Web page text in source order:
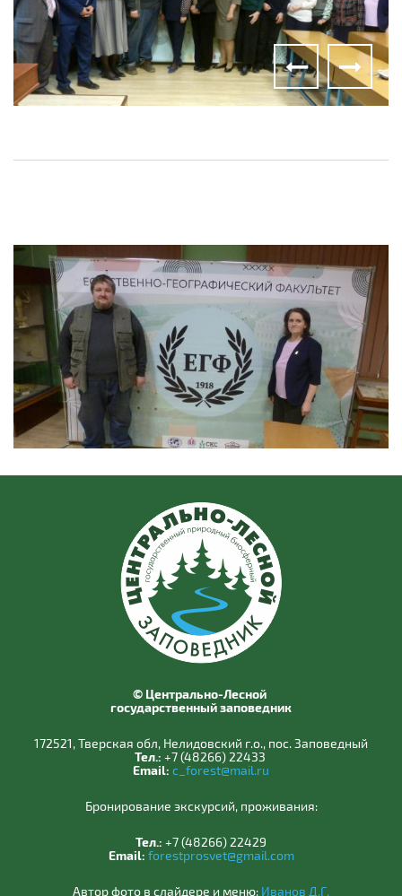
© Центрально-Лесной
государственный заповедник
172521, Тверская обл, Нелидовский г.о., пос. Заповедный
Тел.: +7 (48266) 22433
Email: c_forest@mail.ru
Бронирование экскурсий, проживания:
Тел.: +7 (48266) 22429
Email: forestprosvet@gmail.com
Автор фото в слайдере и меню: Иванов Д.Г.